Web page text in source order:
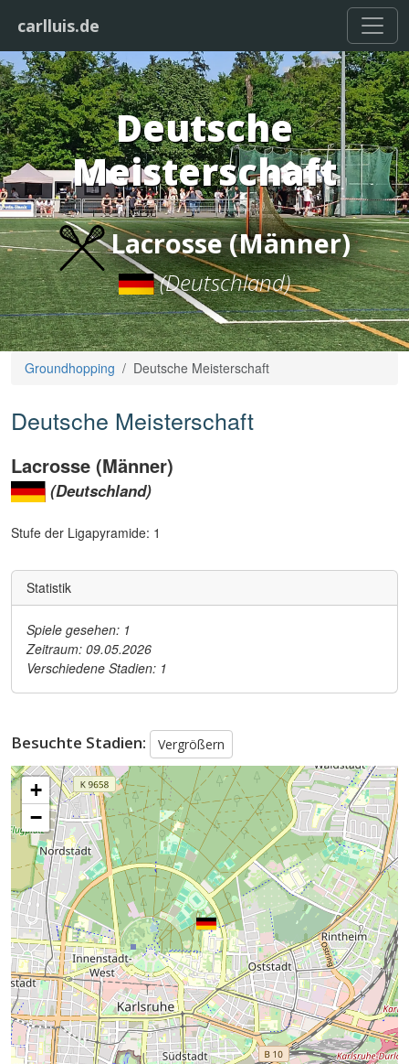
carlluis.de
Deutsche
Meisterschaft
Lacrosse (Männer)
(Deutschland)
Groundhopping Deutsche Meisterschaft
Deutsche Meisterschaft
Lacrosse (Männer)
(Deutschland)
Stufe der Ligapyramide: 1
Statistik
Spiele gesehen: 1
Zeitraum: 09.05.2026
Verschiedene Stadien: 1
Besuchte Stadien: Vergrößern
+
−